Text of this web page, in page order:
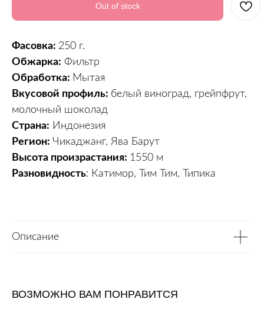
Out of stock
Фасовка: 250 г.
Обжарка: Фильтр
Обработка: Мытая
Вкусовой профиль: белый виноград, грейпфрут,
молочный шоколад
Страна: Индонезия
Регион: Чикаджанг, Ява Барут
Высота произрастания: 1550 м
Разновидность: Катимор, Тим Тим, Типика
Описание
ВОЗМОЖНО ВАМ ПОНРАВИТСЯ